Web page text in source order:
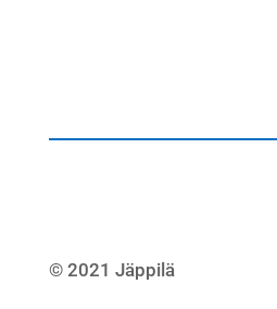
© 2021 Jäppilä